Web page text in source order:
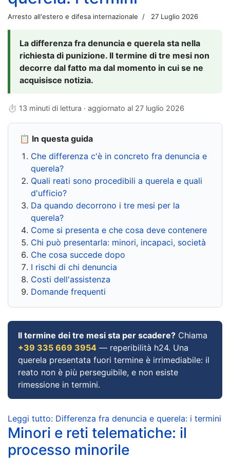
Arresto all'estero e difesa internazionale 27 Luglio 2026
La differenza fra denuncia e querela sta nella
richiesta di punizione. Il termine di tre mesi non
decorre dal fatto ma dal momento in cui se ne
acquisisce notizia.
⏱ 13 minuti di lettura · aggiornato al 27 luglio 2026
📋 In questa guida
Che differenza c'è in concreto fra denuncia e
querela?
Quali reati sono procedibili a querela e quali
d'ufficio?
Da quando decorrono i tre mesi per la
querela?
Come si presenta e che cosa deve contenere
Chi può presentarla: minori, incapaci, società
Che cosa succede dopo
I rischi di chi denuncia
Costi dell'assistenza
Domande frequenti
Il termine dei tre mesi sta per scadere? Chiama
+39 335 669 3954 — reperibilità h24. Una
querela presentata fuori termine è irrimediabile: il
reato non è più perseguibile, e non esiste
rimessione in termini.
Leggi tutto: Differenza fra denuncia e querela: i termini
Minori e reti telematiche: il
processo minorile